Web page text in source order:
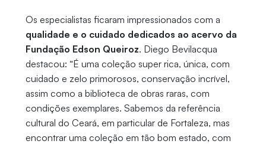
Os especialistas ficaram impressionados com a
qualidade e o cuidado dedicados ao acervo da
Fundação Edson Queiroz. Diego Bevilacqua
destacou: “É uma coleção super rica, única, com
cuidado e zelo primorosos, conservação incrível,
assim como a biblioteca de obras raras, com
condições exemplares. Sabemos da referência
cultural do Ceará, em particular de Fortaleza, mas
encontrar uma coleção em tão bom estado, com